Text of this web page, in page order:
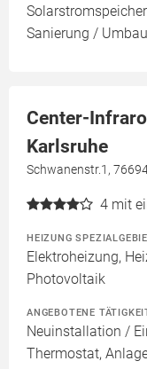
Sanierung / Umbau
Center-
Karlsruhe
Schwanenstr.1,
4 mit
HEIZUNG
Elektroheizung,
Photovoltaik
ANGEBOTENE
Neuinstallation /
Thermostat,